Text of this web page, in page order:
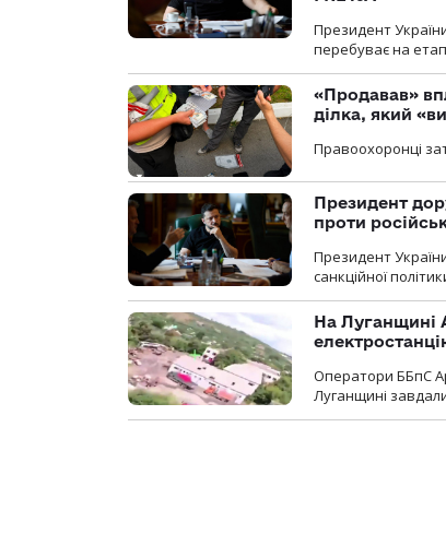
Президент
перебуває на
«Продавав»
ділка, який
Правоохоронці
Президент
проти
Президент
санкційної
На Луганщині
Оператори ББпС
Луганщині